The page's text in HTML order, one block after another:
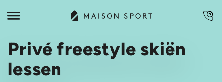
Privé freestyle skiën
lessen